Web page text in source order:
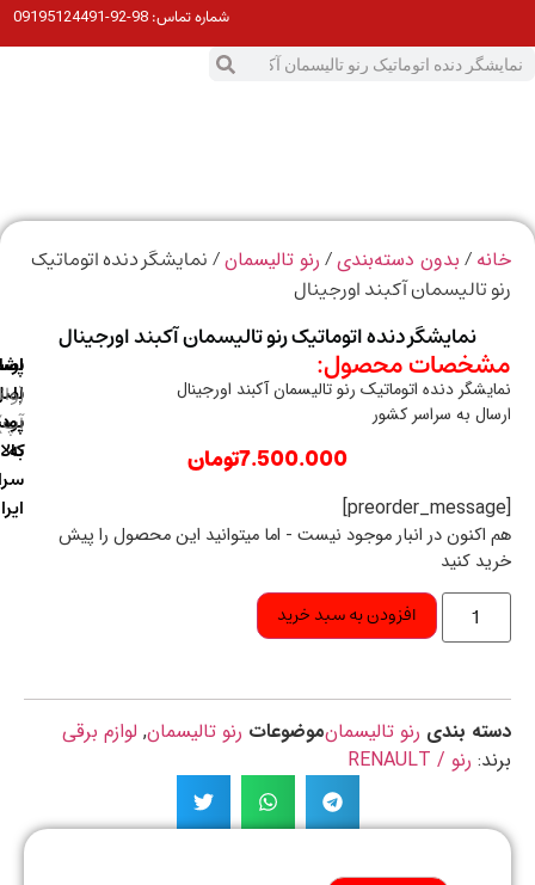
شماره تماس:98-92-09195124491
/بدون دسته‌بندی/رنو تالیسمان/ نمایشگر دنده اتوماتیک
تالیسمان آکبند اورجینال
نمایشگر دنده اتوماتیک رنو تالیسمان آکبند اورجینال
محصول:
دنده اتوماتیک رنو تالیسمان آکبند اورجینال
به سراسر کشور
7.500.000تومان
در انبار موجود نیست - اما میتوانید این محصول را پیش
کنید
افزودن به سبد خرید
بندی رنو تالیسمانموضوعات رنو تالیسمان,لوازم برقی
رنو / RENAULT
سراسر
اصالت
پشتیبانی
(واتس